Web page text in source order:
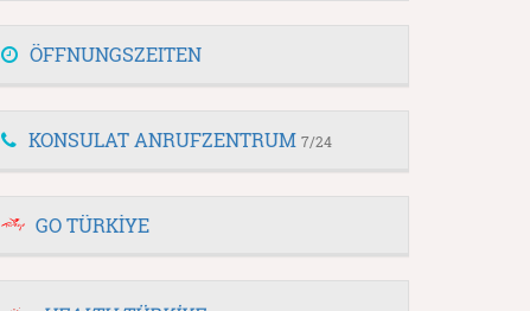
ÖFFNUNGSZEITEN
KONSULAT ANRUFZENTRUM 7/24
GO TÜRKİYE